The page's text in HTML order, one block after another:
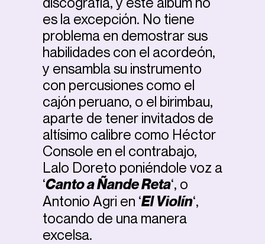
es la excepción. No tiene
problema en demostrar sus
habilidades con el acordeón,
y ensambla su instrumento
con percusiones como el
cajón peruano, o el birimbau,
aparte de tener invitados de
altísimo calibre como Héctor
Console en el contrabajo,
Lalo Doreto poniéndole voz a
‘Canto a Ñande Reta‘, o
Antonio Agri en ‘El Violín‘,
tocando de una manera
excelsa.